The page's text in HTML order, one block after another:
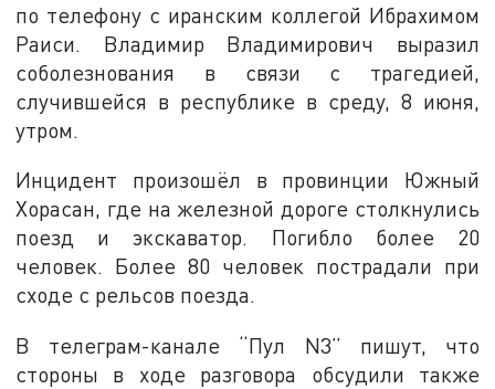
по телефону с иранским коллегой Ибрахимом
Раиси. Владимир Владимирович выразил
соболезнования в связи с трагедией,
случившейся в республике в среду, 8 июня,
утром.
Инцидент произошёл в провинции Южный
Хорасан, где на железной дороге столкнулись
поезд и экскаватор. Погибло более 20
человек. Более 80 человек пострадали при
сходе с рельсов поезда.
В телеграм-канале “Пул N3” пишут, что
стороны в ходе разговора обсудили также